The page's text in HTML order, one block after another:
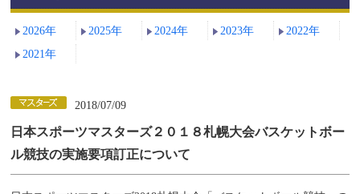
2026年 2025年 2024年 2023年
2022年
2021年
2018/07/09
日本スポーツマスターズ２０１８札幌大会バスケットボー
ル競技の実施要項訂正について